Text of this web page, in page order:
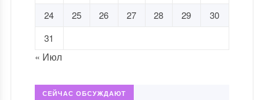
24
25 26 27 28 29
30
31
« Июл
СЕЙЧАС ОБСУЖДАЮТ